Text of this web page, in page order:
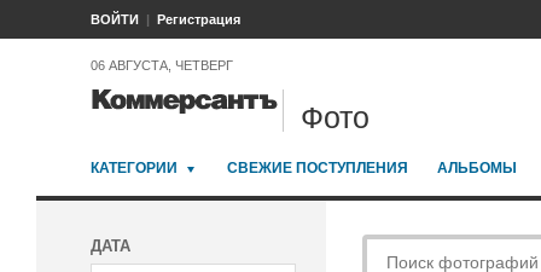
ВОЙТИ Регистрация
06 АВГУСТА, ЧЕТВЕРГ
Фото
КАТЕГОРИИ СВЕЖИЕ ПОСТУПЛЕНИЯ АЛЬБОМЫ
ДАТА